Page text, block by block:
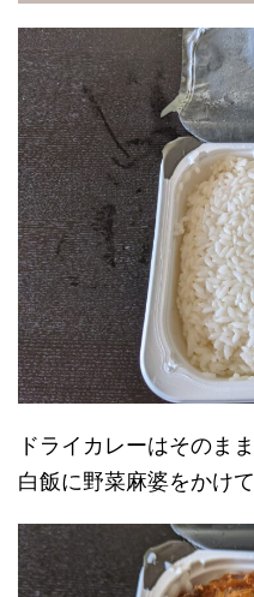
ドライカレーはそのま
白飯に野菜麻婆をかけ